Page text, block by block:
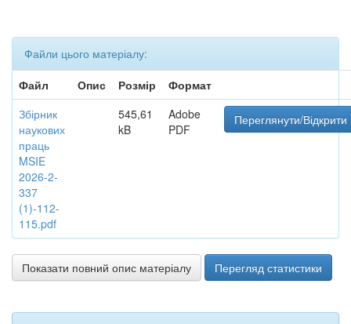
Файли цього матеріалу:
Файл
Опис Розмір
Формат
Збірник
наукових
праць
MSIE
2026-2-
337
(1)-112-
115.pdf
545,61
kB
Adobe
PDF
Переглянути/Відкрити
Показати повний опис матеріалу Перегляд статистики